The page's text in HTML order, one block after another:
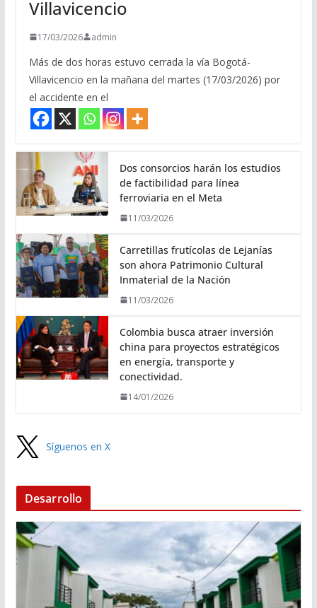
Villavicencio
17/03/2026 admin
Más de dos horas estuvo cerrada la vía Bogotá-
Villavicencio en la mañana del martes (17/03/2026) por
el accidente en el
Dos consorcios harán los estudios
de factibilidad para línea
ferroviaria en el Meta
11/03/2026
Carretillas frutícolas de Lejanías
son ahora Patrimonio Cultural
Inmaterial de la Nación
11/03/2026
Colombia busca atraer inversión
china para proyectos estratégicos
en energía, transporte y
conectividad.
14/01/2026
Síguenos en X
Desarrollo